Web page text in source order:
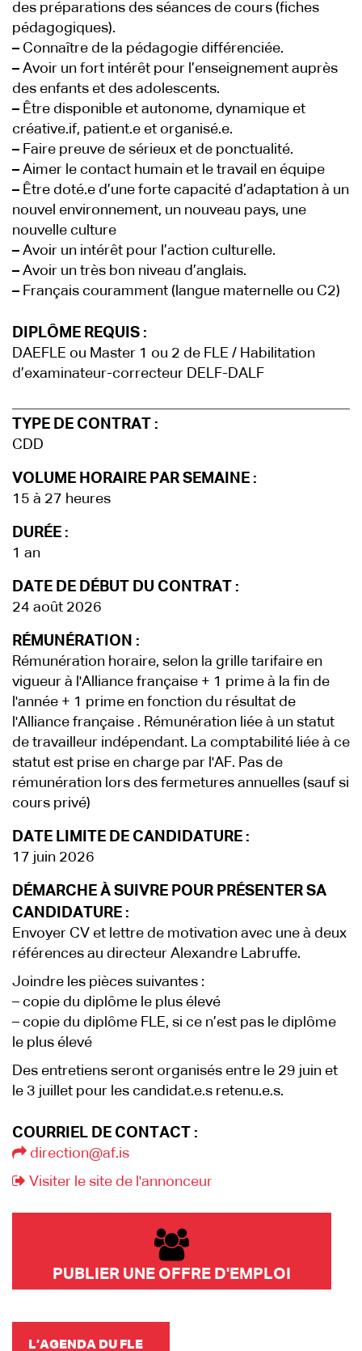
des préparations des séances de cours (fiches
pédagogiques).
– Connaître de la pédagogie différenciée.
– Avoir un fort intérêt pour l’enseignement auprès
des enfants et des adolescents.
– Être disponible et autonome, dynamique et
créative.if, patient.e et organisé.e.
– Faire preuve de sérieux et de ponctualité.
– Aimer le contact humain et le travail en équipe
– Être doté.e d’une forte capacité d’adaptation à un
nouvel environnement, un nouveau pays, une
nouvelle culture
– Avoir un intérêt pour l’action culturelle.
– Avoir un très bon niveau d’anglais.
– Français couramment (langue maternelle ou C2)
DIPLÔME REQUIS :
DAEFLE ou Master 1 ou 2 de FLE / Habilitation
d’examinateur-correcteur DELF-DALF
TYPE DE CONTRAT :
CDD
VOLUME HORAIRE PAR SEMAINE :
15 à 27 heures
DURÉE :
1 an
DATE DE DÉBUT DU CONTRAT :
24 août 2026
RÉMUNÉRATION :
Rémunération horaire, selon la grille tarifaire en
vigueur à l'Alliance française + 1 prime à la fin de
l'année + 1 prime en fonction du résultat de
l'Alliance française . Rémunération liée à un statut
de travailleur indépendant. La comptabilité liée à ce
statut est prise en charge par l'AF. Pas de
rémunération lors des fermetures annuelles (sauf si
cours privé)
DATE LIMITE DE CANDIDATURE :
17 juin 2026
DÉMARCHE À SUIVRE POUR PRÉSENTER SA
CANDIDATURE :
Envoyer CV et lettre de motivation avec une à deux
références au directeur Alexandre Labruffe.
Joindre les pièces suivantes :
– copie du diplôme le plus élevé
– copie du diplôme FLE, si ce n’est pas le diplôme
le plus élevé
Des entretiens seront organisés entre le 29 juin et
le 3 juillet pour les candidat.e.s retenu.e.s.
COURRIEL DE CONTACT :
direction@af.is
Visiter le site de l'annonceur
PUBLIER UNE OFFRE D'EMPLOI
L’AGENDA DU FLE